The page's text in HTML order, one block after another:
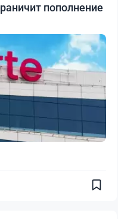
пополнение